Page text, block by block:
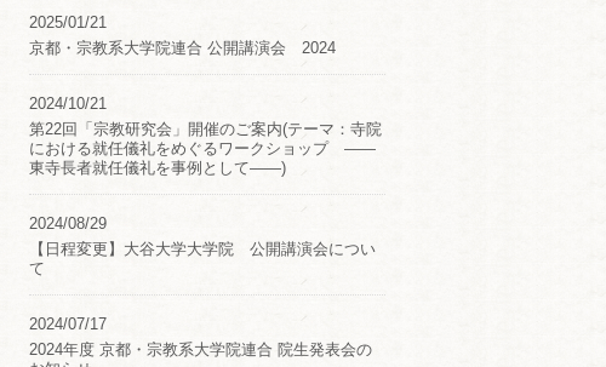
2025/01/21
京都・宗教系大学院連合 公開講演会 2024
2024/10/21
第22回「宗教研究会」開催のご案内(テーマ：寺院
における就任儀礼をめぐるワークショップ ――
東寺長者就任儀礼を事例として――)
2024/08/29
【日程変更】大谷大学大学院 公開講演会につい
て
2024/07/17
2024年度 京都・宗教系大学院連合 院生発表会の